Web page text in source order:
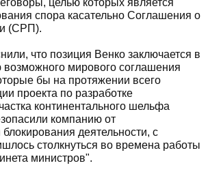
целью которых является
спора касательно Соглашения о
(СРП).
что позиция Венко заключается в
возможного мирового соглашения
бы на протяжении всего
проекта по разработке
континентального шельфа
компанию от
деятельности, с
столкнуться во времена работы
министров".